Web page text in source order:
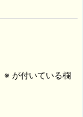
※ が付いている欄